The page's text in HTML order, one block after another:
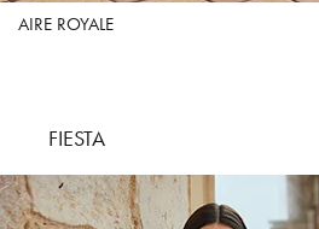
AIRE ROYALE
FIESTA